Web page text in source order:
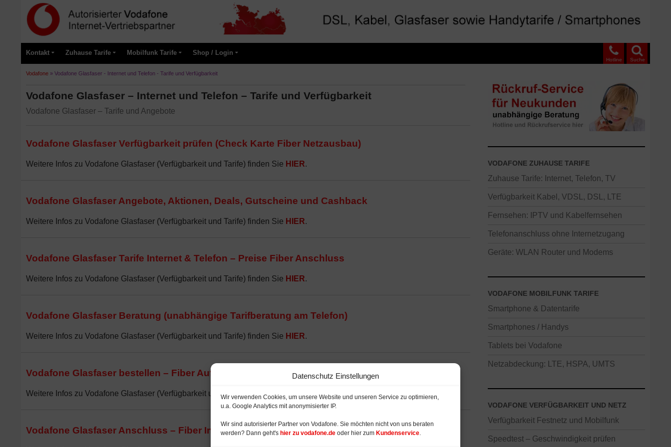
Datenschutz Einstellungen
Wir verwenden Cookies, um unsere Website und unseren Service zu optimieren,
u.a. Google Analytics mit anonymisierter IP.
Wir sind autorisierter Partner von Vodafone. Sie möchten nicht von uns beraten
werden? Dann geht's hier zu vodafone.de oder hier zum Kundenservice
Suche
Hotline
Kontakt Zuhause Tarife Mobilfunk Tarife Shop / Login
Vodafone » Vodafone Glasfaser - Internet und Telefon - Tarife und Verfügbarkeit
Vodafone Glasfaser – Internet und Telefon – Tarife und Verfügbarkeit
Vodafone Glasfaser – Tarife und Angebote
Vodafone Glasfaser Verfügbarkeit prüfen (Check Karte Fiber Netzausbau)
Weitere Infos zu Vodafone Glasfaser (Verfügbarkeit und Tarife) finden Sie HIER.
Vodafone Glasfaser Angebote, Aktionen, Deals, Gutscheine und Cashback
Weitere Infos zu Vodafone Glasfaser (Verfügbarkeit und Tarife) finden Sie HIER.
Vodafone Glasfaser Tarife Internet & Telefon – Preise Fiber Anschluss
Weitere Infos zu Vodafone Glasfaser (Verfügbarkeit und Tarife) finden Sie HIER.
Vodafone Glasfaser Beratung (unabhängige Tarifberatung am Telefon)
Weitere Infos zu Vodafone Glasfaser (Verfügbarkeit und Tarife) finden Sie HIER.
Vodafone Glasfaser bestellen – Fiber Auftrag online oder telefonisch
Weitere Infos zu Vodafone Glasfaser (Verfügbarkeit und Tarife) finden Sie
Vodafone Glasfaser Anschluss – Fiber Internet Flat mit bis 1 GBit/s
VODAFONE ZUHAUSE TARIFE
Zuhause Tarife: Internet, Telefon, TV
Verfügbarkeit Kabel, VDSL, DSL, LTE
Fernsehen: IPTV und Kabelfernsehen
Telefonanschluss ohne Internetzugang
Geräte: WLAN Router und Modems
VODAFONE MOBILFUNK TARIFE
Smartphone & Datentarife
Smartphones / Handys
Tablets bei Vodafone
Netzabdeckung: LTE, HSPA, UMTS
VODAFONE VERFÜGBARKEIT UND NETZ
Verfügbarkeit Festnetz und Mobilfunk
Speedtest – Geschwindigkeit prüfen